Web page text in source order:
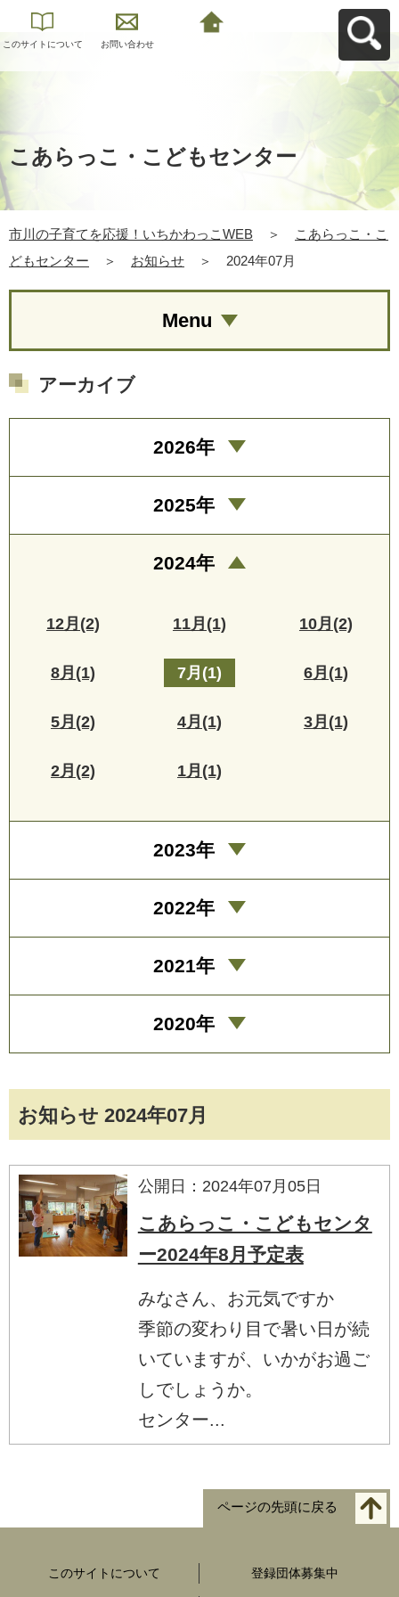
このサイトについて お問い合わせ
こあらっこ・こどもセンター
市川の子育てを応援！いちかわっこWEB ＞
こあらっこ・こ
どもセンター
＞ お知らせ ＞ 2024年07月
お知らせ 2024年07月
公開日：2024年07月05日
こあらっこ・こどもセンタ
ー2024年8月予定表
みなさん、お元気ですか
季節の変わり目で暑い日が続
いていますが、いかがお過ご
しでしょうか。
センター...
Menu
アーカイブ
2026年
2025年
2024年
12月(2) 11月(1) 10月(2)
8月(1) 7月(1) 6月(1)
5月(2) 4月(1) 3月(1)
2月(2) 1月(1)
2023年
2022年
2021年
2020年
ページの先頭に戻る
このサイトについて 登録団体募集中